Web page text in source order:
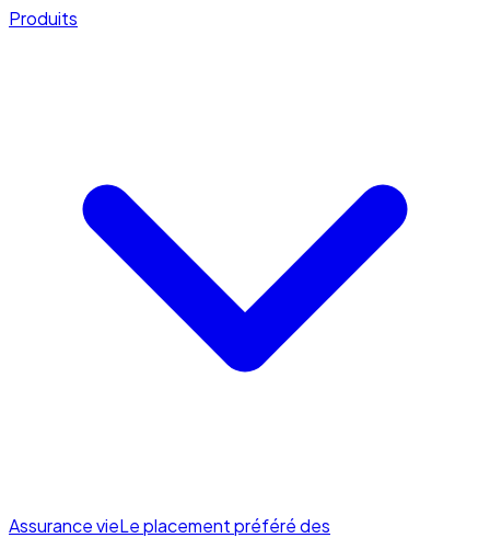
Produits
Assurance vieLe placement préféré des